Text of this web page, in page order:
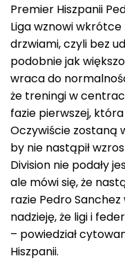
Premier Hiszpanii
Liga wznowi
drzwiami, czyli bez
podobnie jak
wraca do
że treningi w
fazie pierwszej, która
Oczywiście zostaną
by nie nastąpił
Division nie podały
ale mówi się, że
razie Pedro
nadzieję, że ligi i
– powiedział
Hiszpanii.